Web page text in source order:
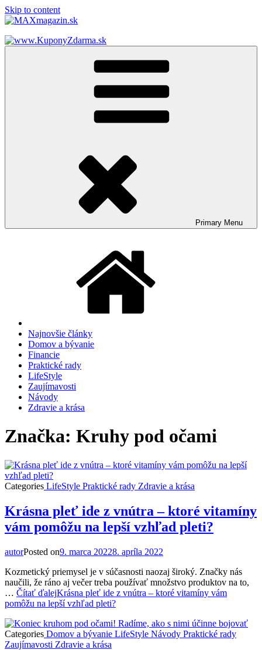
Skip to content
MAXmagazin.sk
Maximum LifeStyle tém a článkov
Primary Menu
Najnovšie články
Domov a bývanie
Financie
Praktické rady
LifeStyle
Zaujímavosti
Návody
Zdravie a krása
Značka: Kruhy pod očami
Categories LifeStyle Praktické rady Zdravie a krása
Krásna pleť ide z vnútra – ktoré vitamíny
vám pomôžu na lepší vzhľad pleti?
autorPosted on9. marca 20228. apríla 2022
Kozmetický priemysel je v súčasnosti naozaj široký. Značky nás
naučili, že ráno aj večer treba používať množstvo produktov na to,
… Čítať ďalejKrásna pleť ide z vnútra – ktoré vitamíny vám
pomôžu na lepší vzhľad pleti?
Categories Domov a bývanie LifeStyle Návody Praktické rady
Zaujímavosti Zdravie a krása